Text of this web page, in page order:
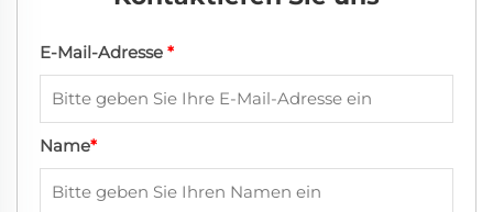
E-Mail-Adresse *
Name*